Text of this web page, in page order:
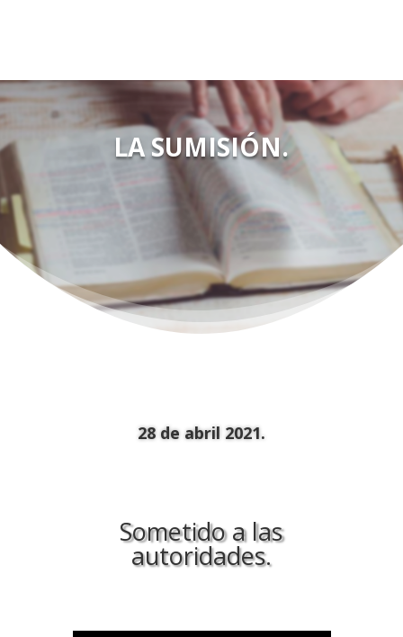
LA SUMISIÓN.
28 de abril 2021.
Sometido a las
autoridades.